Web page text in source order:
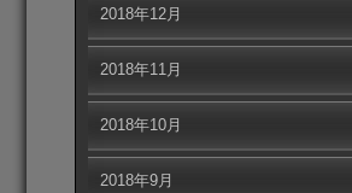
2018年12月
2018年11月
2018年10月
2018年9月